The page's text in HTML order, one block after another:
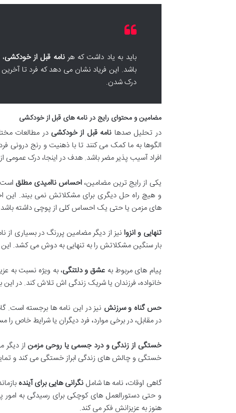
باید به یاد داشت که هرنامه قبل از خودکشی
باشد. این فریاد نشان می دهد که فرد تا
درک شدن.
مضامین و محتوای رایج در نامه های قبل از خودکشی
در تحلیل صدها نامه قبل از خودکشی در مطالعات
الگوها به ما کمک می کنند تا با ذهنیت و رنج درونی
افراد آسیب پذیر مضر باشد. هدف در اینجا، درک عمومی
یکی از رایج ترین مضامین،احساس ناامیدی مطلق
و هیچ راه حل دیگری برای مشکلاتش نمی بیند.
های مزمن یا حتی یک احساس کلی از پوچی داشته
تنهایی و انزوانیز از دیگر مضامین پررنگ در بسیاری
بار سنگین مشکلاتش را به تنهایی به دوش می کشد.
پیام های مربوط به عشق و دلتنگی، به ویژه نسبت به
خانواده، فرزندان یا شریک زندگی اش تلاش کند. در
حس گناه و سرزنش نیز در این نامه ها برجسته
در مقابل، در برخی موارد، فرد دیگران یا شرایط خاص
خستگی از زندگی و درد جسمی یا روحی مزمن از دیگر
خستگی و چالش های زندگی ابراز خستگی می کند و
گاهی اوقات، نامه ها شامل نگرانی هایی برای آینده
و حتی دستورالعمل های کوچکی برای رسیدگی به امور
هنوز به عزیزانش فکر می کند.